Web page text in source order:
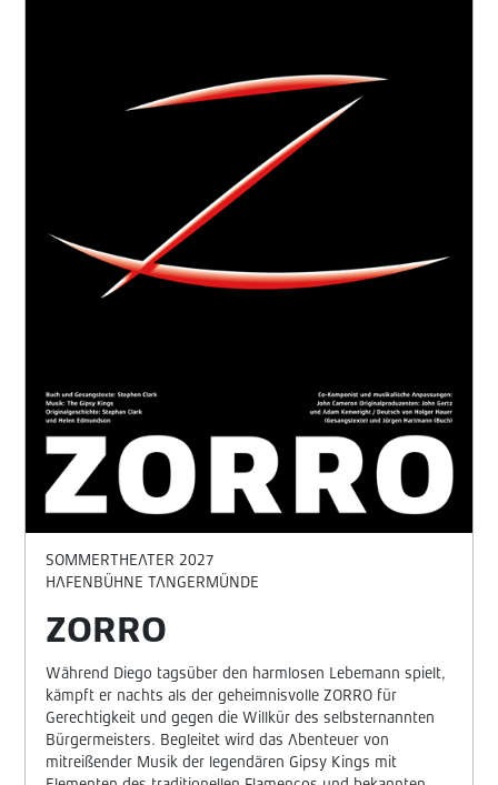
SOMMERTHEATER 2027
HAFENBÜHNE TANGERMÜNDE
ZORRO
Während Diego tagsüber den harmlosen Lebemann spielt,
kämpft er nachts als der geheimnisvolle ZORRO für
Gerechtigkeit und gegen die Willkür des selbsternannten
Bürgermeisters. Begleitet wird das Abenteuer von
mitreißender Musik der legendären Gipsy Kings mit